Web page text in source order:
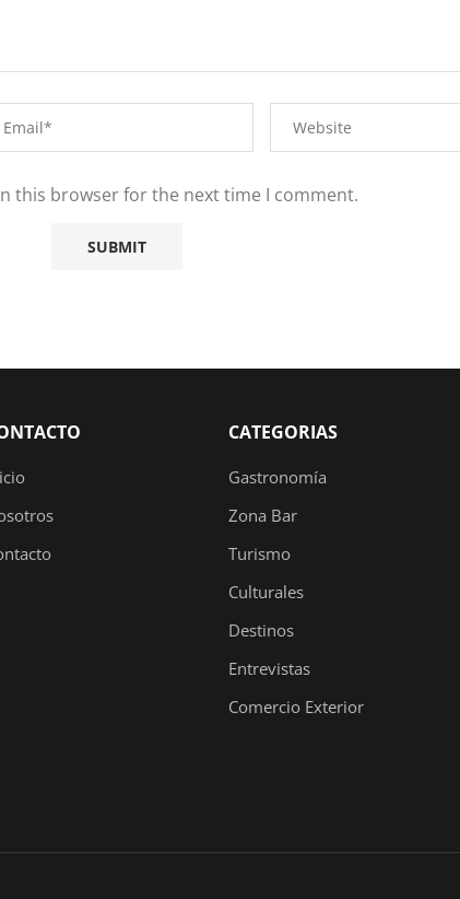
this browser for the next time I comment.
CATEGORIAS
Gastronomía
Zona Bar
Turismo
Culturales
Destinos
Entrevistas
Comercio Exterior